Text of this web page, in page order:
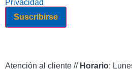
Privacidad
Atención al cliente // Horario: